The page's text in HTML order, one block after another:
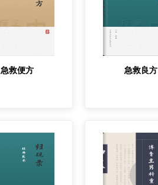
急救便方 急救良方